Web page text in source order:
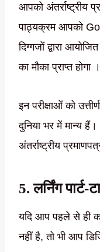
आपको अंतर्राष्ट्रीय
पाठ्यक्रम आपको
दिग्गजों द्वारा
का मौका प्राप्त होगा ।
इन परीक्षाओं को
दुनिया भर में मान्य
अंतर्राष्ट्रीय
5. लर्निंग पार्ट-
यदि आप पहले से ही
नहीं है, तो भी आप